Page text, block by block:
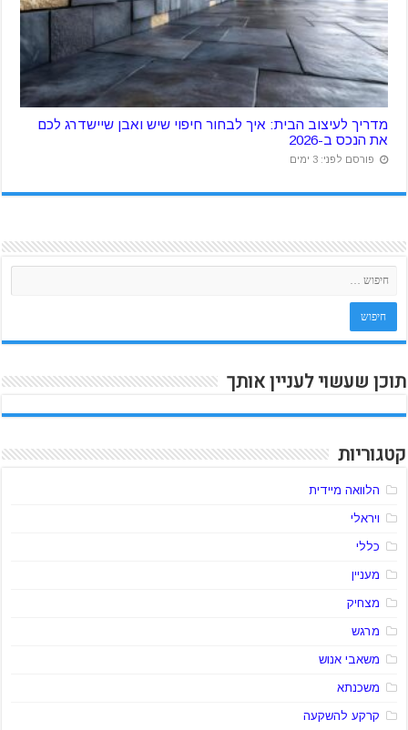
מדריך לעיצוב הבית: איך לבחור חיפוי שיש ואבן שיישדרג לכם
את הנכס ב-2026
פורסם לפני: 3 ימים
תוכן שעשוי לעניין אותך
קטגוריות
הלוואה מיידית
ויראלי
כללי
מעניין
מצחיק
מרגש
משאבי אנוש
משכנתא
קרקע להשקעה